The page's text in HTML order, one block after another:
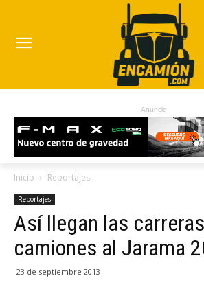
Anuncio
Inicio Reportajes
Reportajes
Así llegan las
camiones al Jarama
23 de septiembre 2013